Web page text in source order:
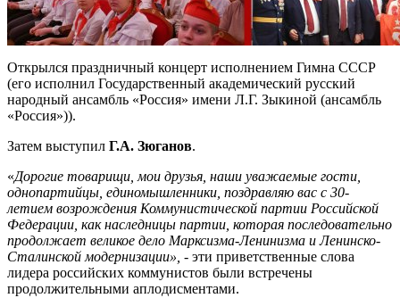
Открылся праздничный концерт исполнением Гимна СССР
(его исполнил Государственный академический русский
народный ансамбль «Россия» имени Л.Г. Зыкиной (ансамбль
«Россия»)).
Затем выступил Г.А. Зюганов.
«Дорогие товарищи, мои друзья, наши уважаемые гости,
однопартийцы, единомышленники, поздравляю вас с 30-
летием возрождения Коммунистической партии Российской
Федерации, как наследницы партии, которая последовательно
продолжает великое дело Марксизма-Ленинизма и Ленинско-
Сталинской модернизации», - эти приветственные слова
лидера российских коммунистов были встречены
продолжительными аплодисментами.